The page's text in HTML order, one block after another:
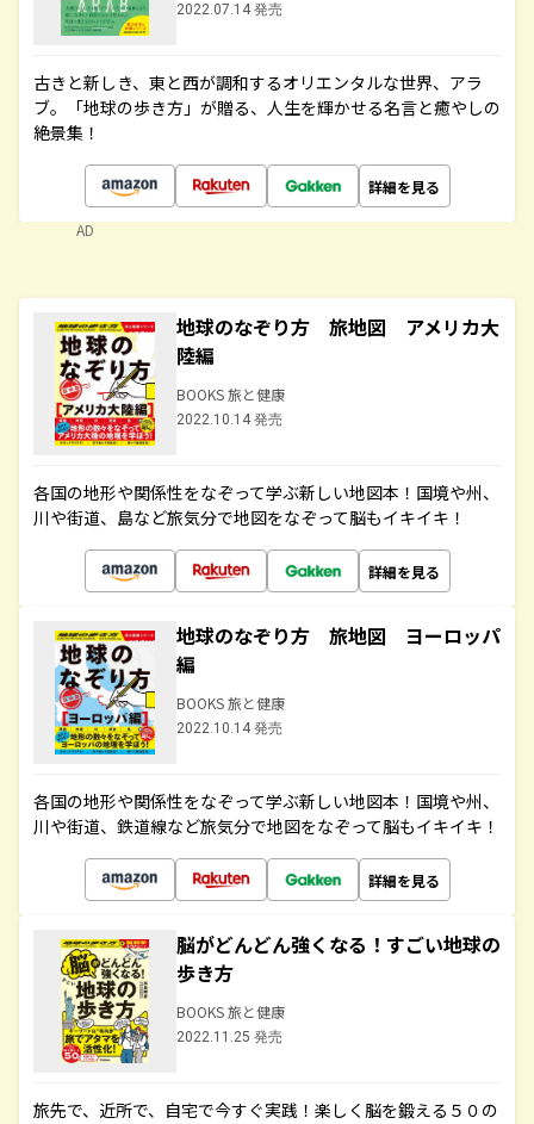
2022.07.14 発売
古きと新しき、東と西が調和するオリエンタルな世界、アラ
ブ。「地球の歩き方」が贈る、人生を輝かせる名言と癒やしの
絶景集！
詳細を見る
AD
地球のなぞり方 旅地図 アメリカ大
陸編
BOOKS 旅と健康
2022.10.14 発売
各国の地形や関係性をなぞって学ぶ新しい地図本！国境や州、
川や街道、島など旅気分で地図をなぞって脳もイキイキ！
詳細を見る
地球のなぞり方 旅地図 ヨーロッパ
編
BOOKS 旅と健康
2022.10.14 発売
各国の地形や関係性をなぞって学ぶ新しい地図本！国境や州、
川や街道、鉄道線など旅気分で地図をなぞって脳もイキイキ！
詳細を見る
脳がどんどん強くなる！すごい地球の
歩き方
BOOKS 旅と健康
2022.11.25 発売
旅先で、近所で、自宅で今すぐ実践！楽しく脳を鍛える５０の